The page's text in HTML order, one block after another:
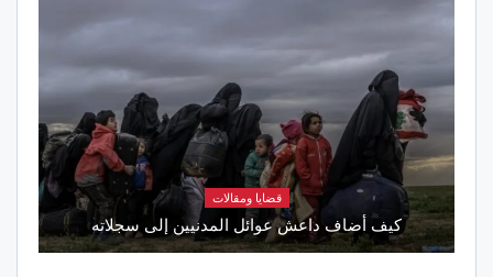
قضايا ومقالات
كيف أضاف داعش عوائل المدنيين إلى سجلاته